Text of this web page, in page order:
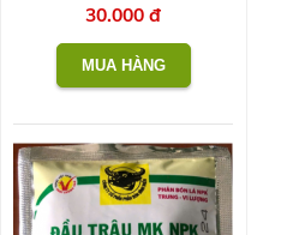
30.000 đ